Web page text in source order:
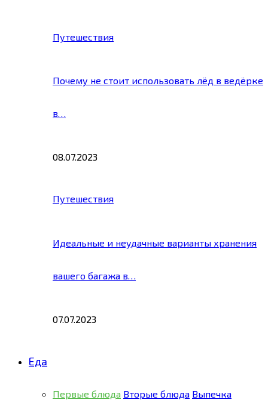
Путешествия
Почему не стоит использовать лёд в ведёрке
в…
08.07.2023
Путешествия
Идеальные и неудачные варианты хранения
вашего багажа в…
07.07.2023
Еда
Первые блюда Вторые блюда Выпечка